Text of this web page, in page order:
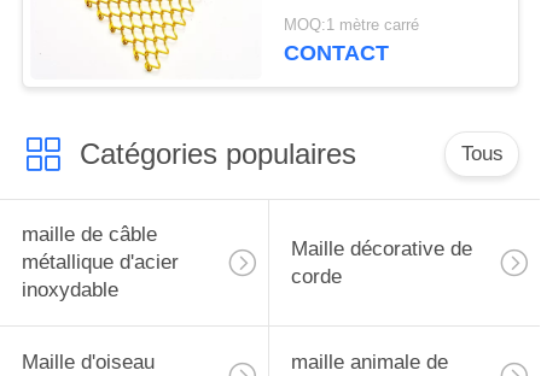
pour le salon de
restaurant
MOQ:1 mètre carré
CONTACT
Catégories populaires Tous
maille de câble
métallique d'acier
inoxydable
Maille décorative de
corde
Maille d'oiseau
maille animale de